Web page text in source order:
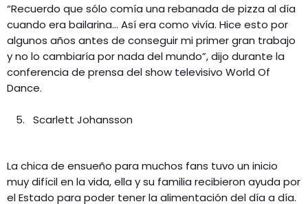
“Recuerdo que sólo comía una rebanada de pizza al día
cuando era bailarina… Así era como vivía. Hice esto por
algunos años antes de conseguir mi primer gran trabajo
y no lo cambiaría por nada del mundo”, dijo durante la
conferencia de prensa del show televisivo World Of
Dance.
Scarlett Johansson
La chica de ensueño para muchos fans tuvo un inicio
muy difícil en la vida, ella y su familia recibieron ayuda por
el Estado para poder tener la alimentación del día a día.